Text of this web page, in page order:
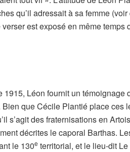
qu’il adressait à sa femme
est exposé en même temps
Léon fournit un témoignage
que Cécile Plantié place ces
s’agit des fraternisations en
décrites le caporal Barthas.
le 130e territorial, et le lieu-dit